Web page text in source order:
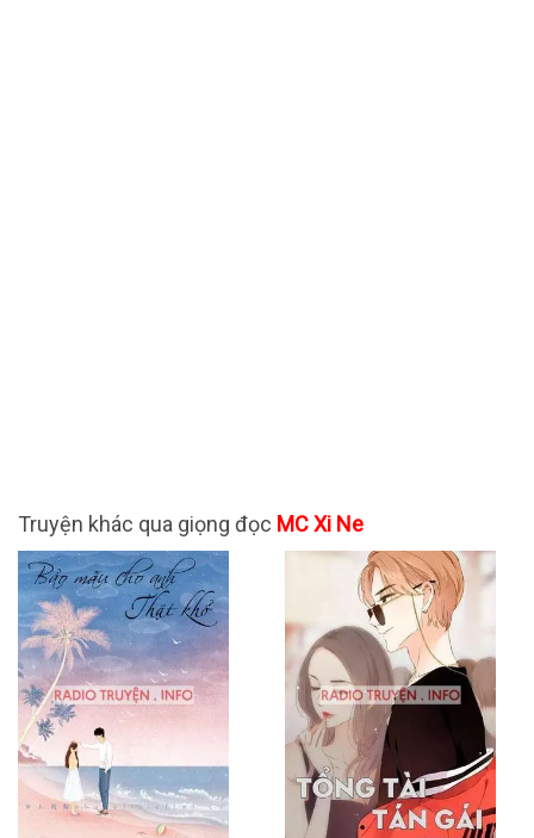
Truyện khác qua giọng đọc MC Xi Ne